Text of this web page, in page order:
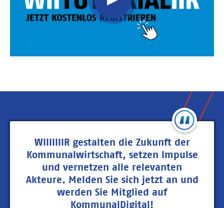
WIIIIIIIR gestalten die Zukunft der
Kommunalwirtschaft, setzen Impulse
und vernetzen alle relevanten
Akteure. Melden Sie sich jetzt an und
werden Sie Mitglied auf
KommunalDigital!